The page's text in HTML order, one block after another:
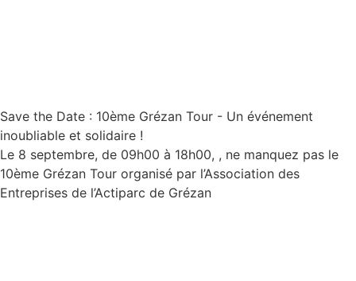
Save the Date : 10ème Grézan Tour - Un événement
inoubliable et solidaire !
Le 8 septembre, de 09h00 à 18h00, , ne manquez pas le
10ème Grézan Tour organisé par l’Association des
Entreprises de l’Actiparc de Grézan